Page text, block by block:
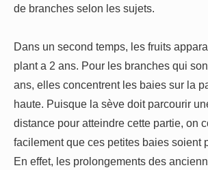
de branches selon les sujets.
Dans un second temps, les fruits
plant a 2 ans. Pour les branches qui
ans, elles concentrent les baies sur la
haute. Puisque la sève doit parcourir
distance pour atteindre cette partie, on
facilement que ces petites baies soient
En effet, les prolongements des